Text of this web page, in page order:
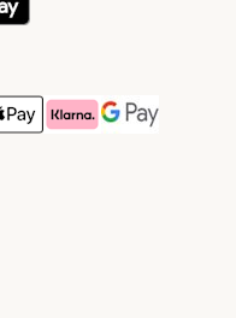
Method
Method
Pay Payment Method
Klarna Payment Method
Google Pay
Method